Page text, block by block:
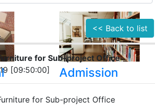
Admission
<< Back to list
for Sub-project Office
[09:50:00]
for Sub-project Office